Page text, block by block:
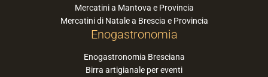
Mercatini a Mantova e Provincia
Mercatini di Natale a Brescia e Provincia
Enogastronomia
Enogastronomia Bresciana
Birra artigianale per eventi